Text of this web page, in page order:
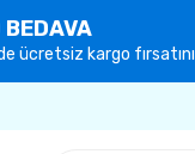
BEDAVA
ücretsiz kargo fırsatını